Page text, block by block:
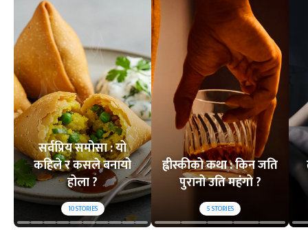
सर्वप्रिय समोसा : यो
कहिले र कसले बनायो
होला ?
10STORIES
ह्वीस्कीको कथा : किन जति
पुरानो उति महंगो ?
5STORIES